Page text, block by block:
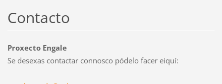
Contacto
Proxecto Engale
Se desexas contactar connosco pódelo facer eiquí: